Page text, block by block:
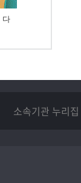
다
소속기관 누리집